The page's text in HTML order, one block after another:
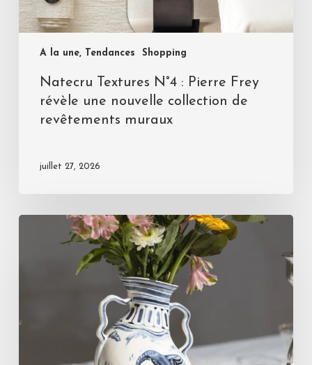
A la une, Tendances Shopping
Natecru Textures N°4 : Pierre Frey
révèle une nouvelle collection de
revêtements muraux
juillet 27, 2026